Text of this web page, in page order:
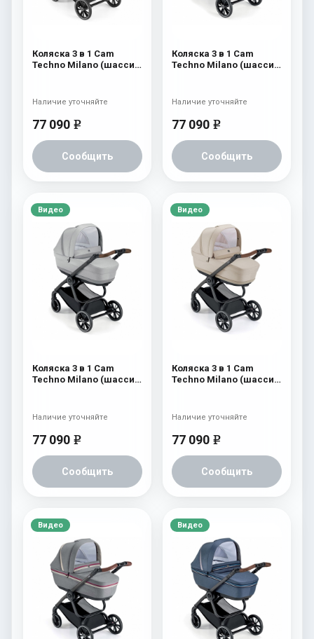
Коляска 3 в 1 Cam
Techno Milano (шасси
77 090 e
Сообщить
Наличие уточняйте
Коляска 3 в 1 Cam
Techno Milano (шасси
77 090 e
Сообщить
Наличие уточняйте
Видео
Коляска 3 в 1 Cam
Techno Milano (шасси
77 090 e
Сообщить
Наличие уточняйте
Видео
Коляска 3 в 1 Cam
Techno Milano (шасси
77 090 e
Сообщить
Наличие уточняйте
Видео Видео